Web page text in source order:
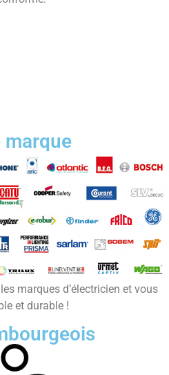
marque
marques d’électricien et vous
et durable !